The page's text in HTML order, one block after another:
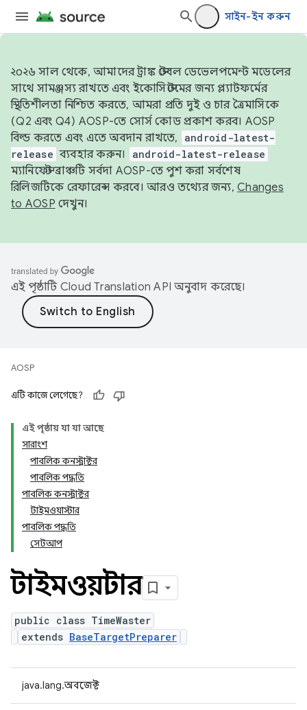
সাইন-ইন করুন
২০২৬ সাল থেকে, আমাদের ট্রাঙ্ক স্টেবল ডেভেলপমেন্ট মডেলের
সাথে সামঞ্জস্য রাখতে এবং ইকোসিস্টেমের জন্য প্ল্যাটফর্মের
স্থিতিশীলতা নিশ্চিত করতে, আমরা প্রতি দুই ও চার ত্রৈমাসিকে
(Q2 এবং Q4) AOSP-তে সোর্স কোড প্রকাশ করব। AOSP
বিল্ড করতে এবং এতে অবদান রাখতে,
android-latest-
release ব্যবহার করুন। android-latest-release
ম্যানিফেস্ট ব্রাঞ্চটি সর্বদা AOSP-তে পুশ করা সর্বশেষ
রিলিজটিকে রেফারেন্স করবে। আরও তথ্যের জন্য, Changes
to AOSP দেখুন।
এই পৃষ্ঠাটি Cloud Translation API অনুবাদ করেছে।
AOSP
এটি কাজে লেগেছে?
এই পৃষ্ঠায় যা যা আছে
সারাংশ
পাবলিক কনস্ট্রাক্টর
পাবলিক পদ্ধতি
পাবলিক কনস্ট্রাক্টর
টাইমওয়াস্টার
পাবলিক পদ্ধতি
সেটআপ
টাইমওয়াস্টার
public class TimeWaster
extends BaseTargetPreparer
java.lang.অবজেক্ট